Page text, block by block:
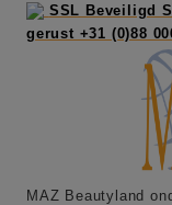
SSL Beveiligd
gerust +31 (0)88
MAZ Beautyland